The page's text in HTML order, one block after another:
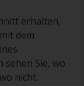
erhalten,
dem
Sie, wo
nicht.